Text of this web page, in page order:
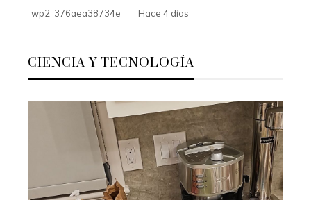
wp2_376aea38734e Hace 4 días
CIENCIA Y TECNOLOGÍA